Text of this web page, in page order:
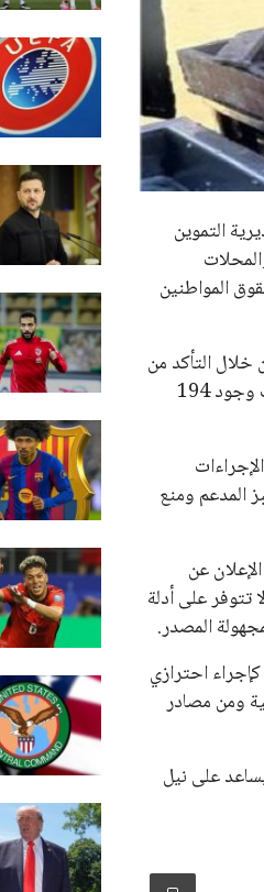
التموين
حقوق المواطنين
خلال التأكد من
التزام المخابز والأسواق بالقوانين المعمول بها. وقد أظهرت النتائج أن الحملات المتكررة في قطاع المخابز أكدت وجود 194
اتخاذ الإجراءات
المدعم ومنع
الإعلان عن
تتوفر على أدلة
على 3 أطنان من الأرز و2 طن من العدس كإجراء احترازي
ومن مصادر
على نيل